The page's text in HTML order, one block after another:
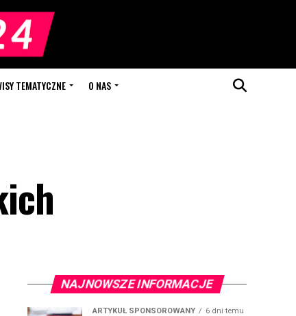
TEMATYCZNE O NAS
NAJNOWSZE INFORMACJE
ARTYKUŁ SPONSOROWANY 6 dni temu